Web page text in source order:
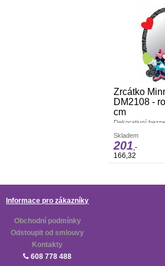
Zrcátko
DM2108 -
cm
Dekorativní
pokojíčku.
Rozměry: 15 x 22
Skladem
201,-
166,32
Informace pro zákazníky
Obchodní podmínky
Odstoupit od smlouvy
Kontakty
608 778 488